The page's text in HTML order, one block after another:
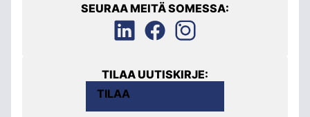
SEURAA MEITÄ SOMESSA:
TILAA UUTISKIRJE:
TILAA